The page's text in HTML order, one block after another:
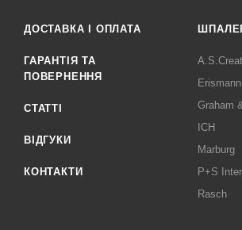
ДОСТАВКА І ОПЛАТА
ГАРАНТІЯ ТА
ПОВЕРНЕННЯ
СТАТТІ
ВІДГУКИ
КОНТАКТИ
Erismann
Graham
ICH
Marburg
P+S
Rasch